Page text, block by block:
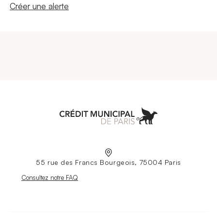
Nouvelle fenêtre
Créer une alerte
55 rue des Francs Bourgeois, 75004 Paris
Nouvelle fenêtre
Consultez notre FAQ